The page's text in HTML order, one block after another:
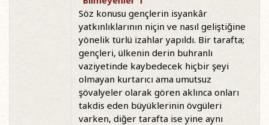
Söz konusu gençlerin isyankâr
yatkınlıklarının niçin ve nasıl geliştiğine
yönelik türlü izahlar yapıldı. Bir tarafta;
gençleri, ülkenin derin buhranlı
vaziyetinde kaybedecek hiçbir şeyi
olmayan kurtarıcı ama umutsuz
şövalyeler olarak gören aklınca onları
takdis eden büyüklerinin övgüleri
varken, diğer tarafta ise yine aynı